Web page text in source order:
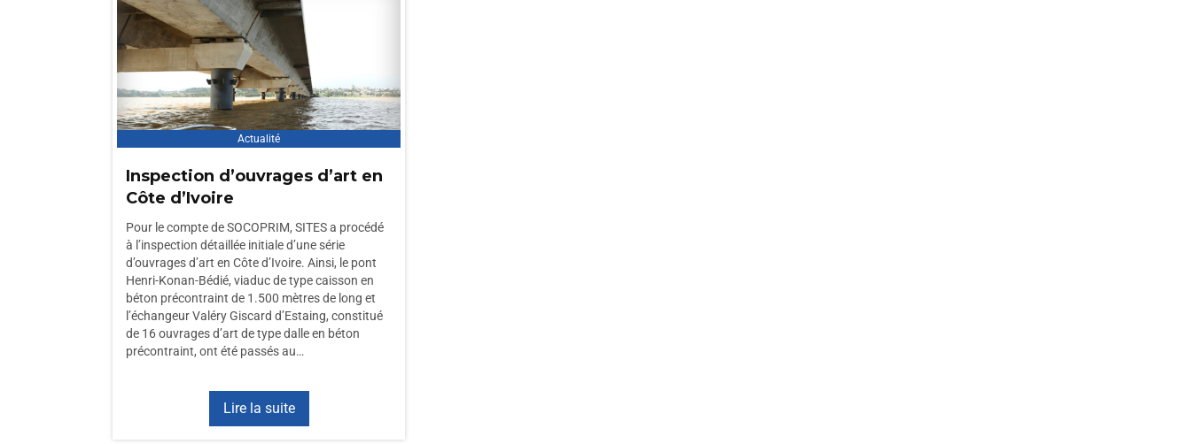
Actualité
Inspection d’ouvrages d’art en
Côte d’Ivoire
Pour le compte de SOCOPRIM, SITES a procédé
à l’inspection détaillée initiale d’une série
d’ouvrages d’art en Côte d’Ivoire. Ainsi, le pont
Henri-Konan-Bédié, viaduc de type caisson en
béton précontraint de 1.500 mètres de long et
l’échangeur Valéry Giscard d’Estaing, constitué
de 16 ouvrages d’art de type dalle en béton
précontraint, ont été passés au…
Lire la suite